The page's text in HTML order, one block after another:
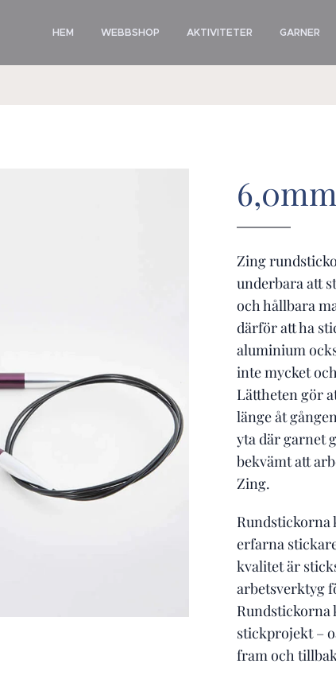
HEM WEBBSHOP AKTIVITETER GARNER
Zing
underbara att
och hållbara
därför att ha
aluminium
inte mycket
Lättheten gör
länge åt
yta där garnet
bekvämt att
Zing.
Rundstickorna
erfarna
kvalitet är
arbetsverktyg
Rundstickorna
stickprojekt –
fram och